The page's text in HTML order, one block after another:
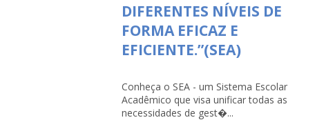
DIFERENTES NÍVEIS DE
FORMA EFICAZ E
EFICIENTE.”(SEA)
Conheça o SEA - um Sistema Escolar
Acadêmico que visa unificar todas as
necessidades de gest�...